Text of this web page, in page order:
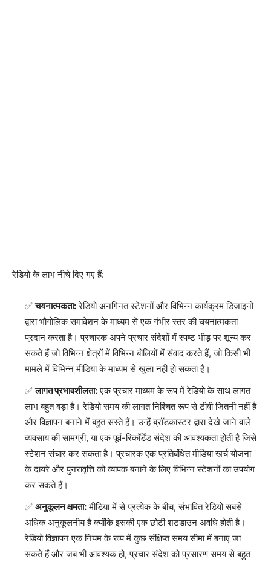
रेडियो के लाभ नीचे दिए गए हैं:
चयनात्मकता:रेडियो अनगिनत स्टेशनों और विभिन्न कार्यक्रम डिजाइनों
द्वारा भौगोलिक समावेशन के माध्यम से एक गंभीर स्तर की चयनात्मकता
प्रदान करता है। प्रचारक अपने प्रचार संदेशों में स्पष्ट भीड़ पर शून्य कर
सकते हैं जो विभिन्न क्षेत्रों में विभिन्न बोलियों में संवाद करते हैं, जो किसी भी
मामले में विभिन्न मीडिया के माध्यम से खुला नहीं हो सकता है।
लागत प्रभावशीलता:एक प्रचार माध्यम के रूप में रेडियो के साथ लागत
लाभ बहुत बड़ा है। रेडियो समय की लागत निश्चित रूप से टीवी जितनी नहीं है
और विज्ञापन बनाने में बहुत सस्ते हैं। उन्हें ब्रॉडकास्टर द्वारा देखे जाने वाले
व्यवसाय की सामग्री, या एक पूर्व-रिकॉर्डेड संदेश की आवश्यकता होती है जिसे
स्टेशन संचार कर सकता है। प्रचारक एक प्रतिबंधित मीडिया खर्च योजना
के दायरे और पुनरावृत्ति को व्यापक बनाने के लिए विभिन्न स्टेशनों का उपयोग
कर सकते हैं।
अनुकूलन क्षमता:मीडिया में से प्रत्येक के बीच, संभावित रेडियो सबसे
अधिक अनुकूलनीय है क्योंकि इसकी एक छोटी शटडाउन अवधि होती है।
रेडियो विज्ञापन एक नियम के रूप में कुछ संक्षिप्त समय सीमा में बनाए जा
सकते हैं और जब भी आवश्यक हो, प्रचार संदेश को प्रसारण समय से बहुत